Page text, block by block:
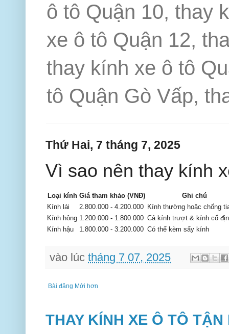
ô tô Quận 10, thay
xe ô tô Quận 12,
thay kính xe ô tô
tô Quận Gò Vấp,
Thứ Hai, 7 tháng 7, 2025
Vì sao nên thay kính
Loại kính Giá tham khảo (VNĐ)
Ghi chú
Kính lái
2.800.000 - 4.200.000 Kính thường hoặc chống
Kính hông 1.200.000 - 1.800.000 Cả kính trượt & kính cố
Kính hậu
1.800.000 - 3.200.000 Có thể kèm sấy kính
vào lúctháng 7 07, 2025
Bài đăng Mới hơn
THAY KÍNH XE Ô TÔ